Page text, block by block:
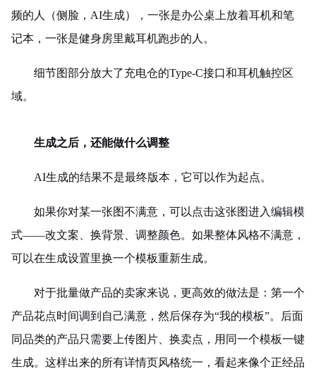
频的人（侧脸，AI生成），一张是办公桌上放着耳机和笔
记本，一张是健身房里戴耳机跑步的人。
细节图部分放大了充电仓的Type-C接口和耳机触控区
域。
生成之后，还能做什么调整
AI生成的结果不是最终版本，它可以作为起点。
如果你对某一张图不满意，可以点击这张图进入编辑模
式——改文案、换背景、调整颜色。如果整体风格不满意，
可以在生成设置里换一个模板重新生成。
对于批量做产品的卖家来说，更高效的做法是：第一个
产品花点时间调到自己满意，然后保存为“我的模板”。后面
同品类的产品只需要上传图片、换卖点，用同一个模板一键
生成。这样出来的所有详情页风格统一，看起来像个正经品